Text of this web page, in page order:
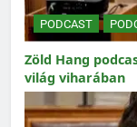
PODCAST
Zöld Hang
világ viharában